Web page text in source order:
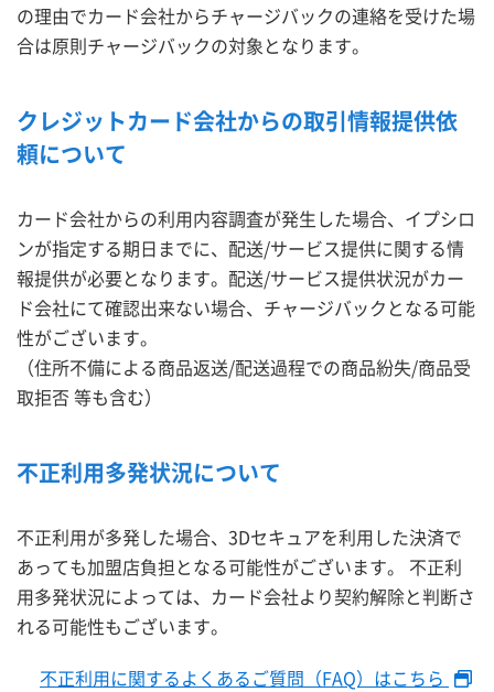
の理由でカード会社からチャージバックの連絡を受けた場
合は原則チャージバックの対象となります。
クレジットカード会社からの取引情報提供依
頼について
カード会社からの利用内容調査が発生した場合、イプシロ
ンが指定する期日までに、配送/サービス提供に関する情
報提供が必要となります。配送/サービス提供状況がカー
ド会社にて確認出来ない場合、チャージバックとなる可能
性がございます。
（住所不備による商品返送/配送過程での商品紛失/商品受
取拒否 等も含む）
不正利用多発状況について
不正利用が多発した場合、3Dセキュアを利用した決済で
あっても加盟店負担となる可能性がございます。 不正利
用多発状況によっては、カード会社より契約解除と判断さ
れる可能性もございます。
不正利用に関するよくあるご質問（FAQ）はこちら